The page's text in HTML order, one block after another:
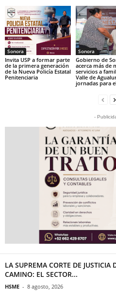
Sonora
Invita USP a formar parte
de la primera generación
de la Nueva Policía Estatal
Penitenciaria
Sonora
Gobierno de
acerca más de
servicios a
Valle de
jornadas para
-
LA SUPREMA CORTE DE
CAMINO: EL SECTOR...
HSME - 8 agosto, 2026